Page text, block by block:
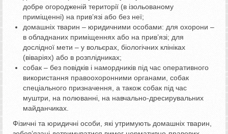
добре огородженій території (в ізольованому
приміщенні) на прив’язі або без неї;
домашніх тварин – юридичними особами: для охорони –
в обладнаних приміщеннях або на прив’язі; для
дослідної мети – у вольєрах, біологічних клініках
(віваріях) або в розплідниках;
собак – без повідків і намордників під час оперативного
використання правоохоронними органами, собак
спеціального призначення, а також собак під час
муштри, на полюванні, на навчально-дресирувальних
майданчиках.
Фізичні та юридичні особи, які утримують домашніх тварин,